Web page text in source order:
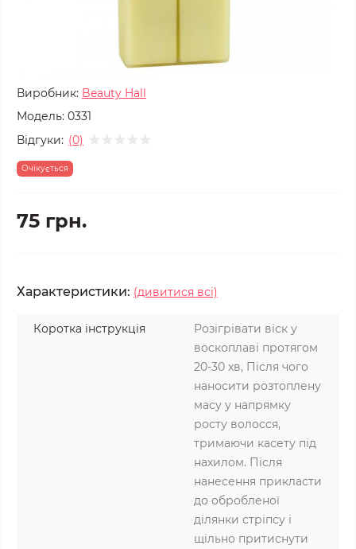
Виробник: Beauty Hall
Модель: 0331
Відгуки: (0)
Очікується
75 грн.
Характеристики: (дивитися всі)
Коротка інструкція
Розігрівати віск у
воскоплаві протягом
20-30 хв, Після чого
наносити розтоплену
масу у напрямку
росту волосся,
тримаючи касету під
нахилом. Після
нанесення прикласти
до обробленої
ділянки стріпсу і
щільно притиснути